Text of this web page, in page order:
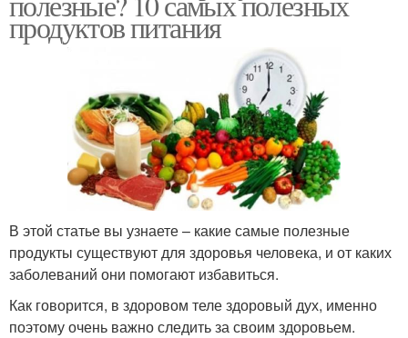
продуктов питания
В этой статье вы узнаете – какие самые полезные
продукты существуют для здоровья человека, и от каких
заболеваний они помогают избавиться.
Как говорится, в здоровом теле здоровый дух, именно
поэтому очень важно следить за своим здоровьем.